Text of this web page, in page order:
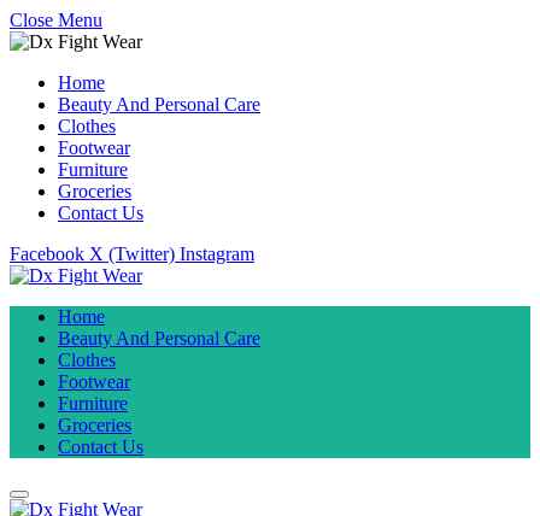
Close Menu
Home
Beauty And Personal Care
Clothes
Footwear
Furniture
Groceries
Contact Us
Facebook X (Twitter) Instagram
Home
Beauty And Personal Care
Clothes
Footwear
Furniture
Groceries
Contact Us